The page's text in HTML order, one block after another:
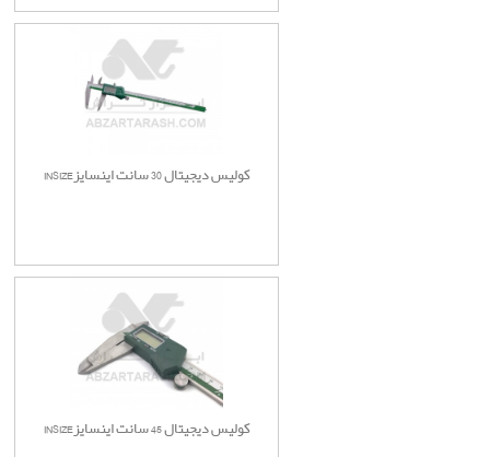
کولیس دیجیتال 30 سانت اینسایزINSIZE
کولیس دیجیتال 45 سانت اینسایزINSIZE